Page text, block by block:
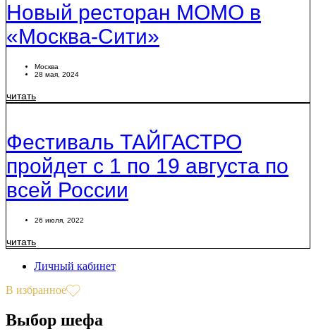
Новый ресторан MOMO в
«Москва-Сити»
Москва
28 мая, 2024
читать
Фестиваль ТАЙГАСТРО
пройдет с 1 по 19 августа по
всей России
26 июля, 2022
читать
Личный кабинет
В избранное
Выбор шефа